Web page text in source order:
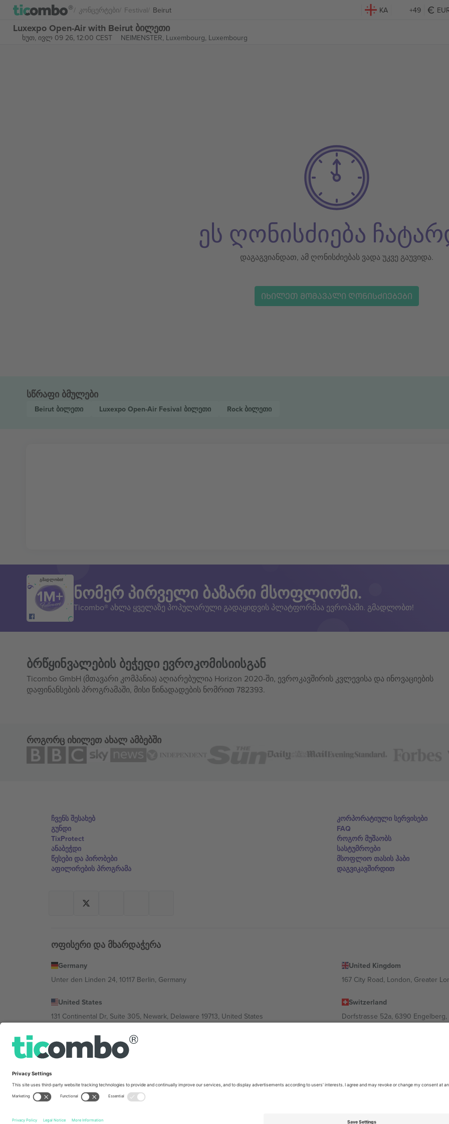
Კონცერტები Festival Beirut KA +49
Luxexpo Open-Air with Beirut ბილეთი
ხუთ, ივლ 09 26, 12:00 CEST NEIMENSTER, Luxembourg, Luxembourg
ეს ღონისძიება
დაგაგვიანდათ, ამ ღონისძიებას ვადა უკვე გაუვიდა.
ᲘᲮᲘᲚᲔᲗ ᲛᲝᲛᲐᲕᲐᲚᲘ ᲦᲝᲜᲘᲡᲫᲘᲔᲑᲔᲑᲘ
სწრაფი ბმულები
Beirut ბილეთი Luxexpo Open-Air Fesival ბილეთი Rock ბილეთი
გმადლობთ!
ნომერ პირველი ბაზარი მსოფლიოში.
Ticombo® ახლა ყველაზე პოპულარული გადაყიდვის პლატფორმაა ევროპაში. გმადლობთ!
ბრწყინვალების ბეჭედი ევროკომისიისგან
Ticombo GmbH (მთავარი კომპანია) აღიარებულია Horizon 2020-ში, ევროკავშირის კვლევისა და ინოვაციების
დაფინანსების პროგრამაში, მისი წინადადების ნომრით 782393.
როგორც იხილეთ ახალ ამბებში
ჩვენს შესახებ
გუნდი
TixProtect
ანაბეჭდი
წესები და პირობები
აფილირების პროგრამა
კორპორატიული სერვისები
FAQ
როგორ მუშაობს
სასტუმროები
მსოფლიო თასის ჰაბი
დაგვიკავშირდით
ოფისერი და მხარდაჭერა
Germany
Unter den Linden 24, 10117 Berlin, Germany
United Kingdom
167 City Road, London, Greater
United States
131 Continental Dr, Suite 305, Newark, Delaware 19713, United States
Switzerland
Dorfstrasse 52a, 6390
Bulgaria
Regus Sofia City West, bul Totleben 53-55, 1606 Sofia, Bulgaria
Av Chapultepec 360, Roma Norte, Cuauhtémoc, 06700 Ciudad de México, CDMX, Mexico
კონკრეტული პირობები.,